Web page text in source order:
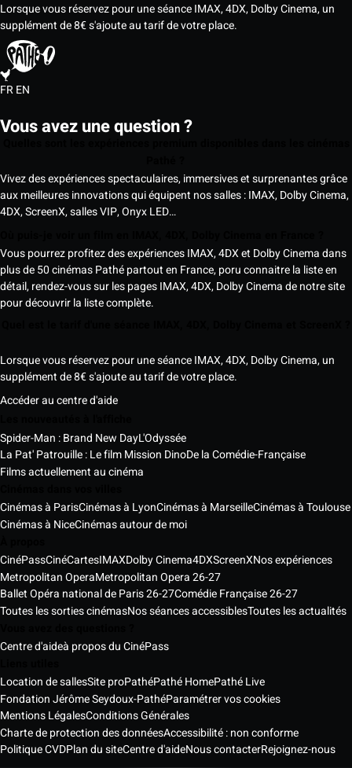
Lorsque vous réservez pour une séance IMAX, 4DX, Dolby Cinema, un
supplément de 8€ s'ajoute au tarif de votre place.
FREN
Vous avez une question ?
Vivez des expériences spectaculaires, immersives et surprenantes grâce
aux meilleures innovations qui équipent nos salles : IMAX, Dolby Cinema,
4DX, ScreenX, salles VIP, Onyx LED…
Vous pourrez profitez des expériences IMAX, 4DX et Dolby Cinema dans
plus de 50 cinémas Pathé partout en France, poru connaitre la liste en
détail, rendez-vous sur les pages IMAX, 4DX, Dolby Cinema de notre site
pour découvrir la liste complète.
Lorsque vous réservez pour une séance IMAX, 4DX, Dolby Cinema, un
supplément de 8€ s'ajoute au tarif de votre place.
Accéder au centre d'aide
Spider-Man : Brand New DayL'Odyssée
La Pat' Patrouille : Le film Mission DinoDe la Comédie-Française
Films actuellement au cinéma
Cinémas à ParisCinémas à LyonCinémas à MarseilleCinémas à Toulouse
Cinémas à NiceCinémas autour de moi
CinéPassCinéCartesIMAXDolby Cinema4DXScreenXNos expériences
Metropolitan OperaMetropolitan Opera 26-27
Ballet Opéra national de Paris 26-27Comédie Française 26-27
Toutes les sorties cinémasNos séances accessiblesToutes les actualités
Centre d'aideà propos du CinéPass
Location de sallesSite proPathéPathé HomePathé Live
Fondation Jérôme Seydoux-PathéParamétrer vos cookies
Mentions LégalesConditions Générales
Charte de protection des donnéesAccessibilité : non conforme
Politique CVDPlan du siteCentre d'aideNous contacterRejoignez-nous